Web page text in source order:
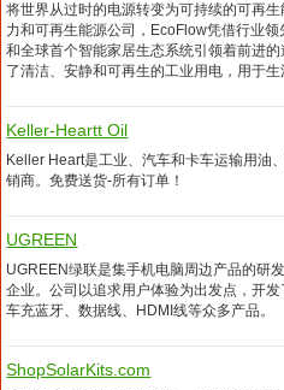
将世界从过时的电源转变为可持续的可再
力和可再生能源公司，EcoFlow凭借行业
和全球首个智能家居生态系统引领着前进
了清洁、安静和可再生的工业用电，用于生
Keller-Heartt Oil
Keller Heart是工业、汽车和卡车运输用油
销商。免费送货-所有订单！
UGREEN
UGREEN绿联是集手机电脑周边产品的研
企业。公司以追求用户体验为出发点，开
车充蓝牙、数据线、HDMI线等众多产品。
ShopSolarKits.com